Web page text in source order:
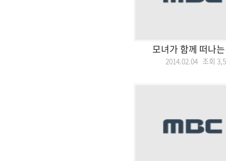
모녀가 함께 떠나
2014.02.04 조회